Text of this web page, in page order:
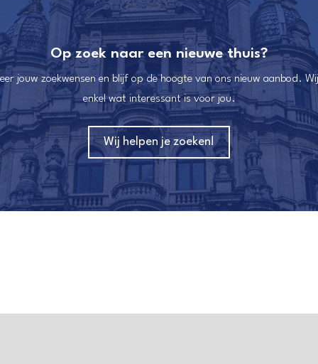
Op zoek naar een nieuwe thuis?
jouw zoekwensen en blijf op de hoogte van ons nieuw aanbod.
enkel wat interessant is voor jou.
Wij helpen je zoeken!